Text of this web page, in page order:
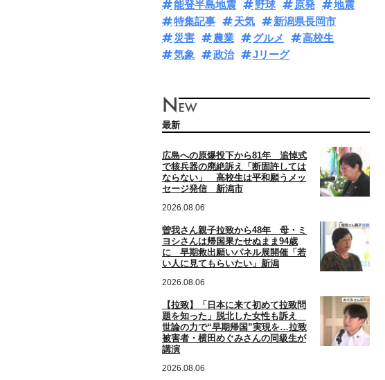
能登半島地震
野球 原発
地震
特集記事
天気
新潟県長岡市
災害
農業 グルメ
高校生
気象
政治 Jリーグ
最新
広島への原爆投下から81年 追悼式
で核兵器の廃絶訴え「断固許しては
ならない」 高校生は平和願うメッ
セージ発信 新潟市
2026.08.06
曽我さん親子拉致から48年 母・ミ
ヨシさんは帰国果たせぬまま94歳
に 早期救出願いパネル展開催「若
い人に見てもらいたい」新潟
2026.08.06
【拉致】「日本に来て初めて拉致問
題を知った」脱北した女性も訴え
世論の力で“早期帰国”実現を…拉致
被害者・横田めぐみさんの同級生が
講演
2026.08.06